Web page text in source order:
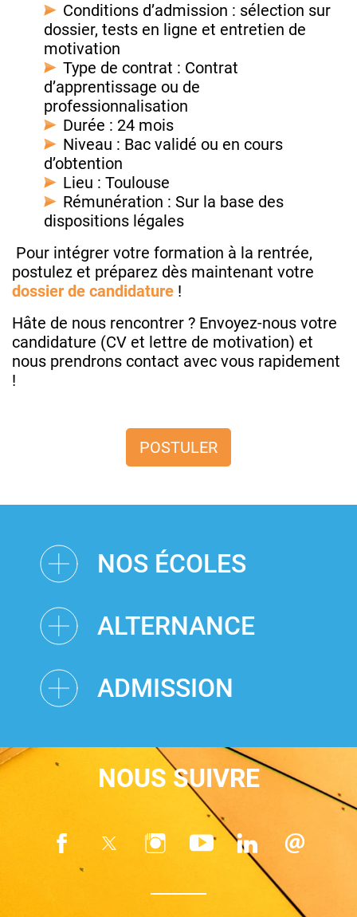
Conditions d’admission : sélection sur
dossier, tests en ligne et entretien de
motivation
Type de contrat : Contrat
d’apprentissage ou de
professionnalisation
Durée : 24 mois
Niveau : Bac validé ou en cours
d’obtention
Lieu : Toulouse
Rémunération : Sur la base des
dispositions légales
Pour intégrer votre formation à la rentrée,
postulez et préparez dès maintenant votre
dossier de candidature !
Hâte de nous rencontrer ? Envoyez-nous votre
candidature (CV et lettre de motivation) et
nous prendrons contact avec vous rapidement
!
POSTULER
NOS ÉCOLES
ALTERNANCE
ADMISSION
NOUS SUIVRE